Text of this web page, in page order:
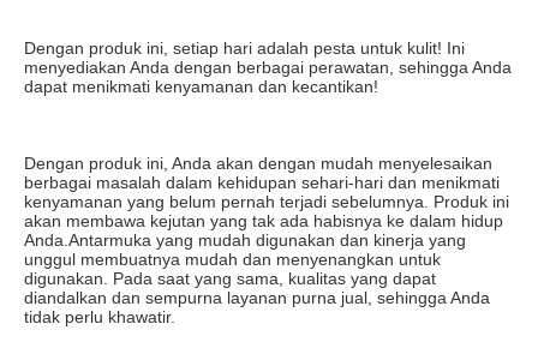
Dengan produk ini, setiap hari adalah pesta untuk kulit! Ini
menyediakan Anda dengan berbagai perawatan, sehingga Anda
dapat menikmati kenyamanan dan kecantikan!
Dengan produk ini, Anda akan dengan mudah menyelesaikan
berbagai masalah dalam kehidupan sehari-hari dan menikmati
kenyamanan yang belum pernah terjadi sebelumnya. Produk ini
akan membawa kejutan yang tak ada habisnya ke dalam hidup
Anda.Antarmuka yang mudah digunakan dan kinerja yang
unggul membuatnya mudah dan menyenangkan untuk
digunakan. Pada saat yang sama, kualitas yang dapat
diandalkan dan sempurna layanan purna jual, sehingga Anda
tidak perlu khawatir.